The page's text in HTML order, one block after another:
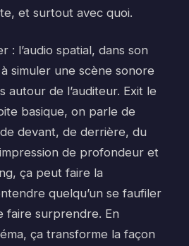
et surtout avec quoi.
: l’audio spatial, dans son
simuler une scène sonore
autour de l’auditeur. Exit le
basique, on parle de
devant, de derrière, du
de profondeur et
ça peut faire la
quelqu’un se faufiler
faire surprendre. En
ça transforme la façon